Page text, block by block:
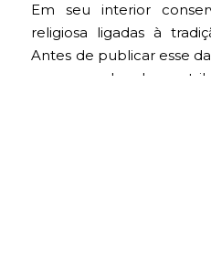
Em seu interior
religiosa ligadas à
Antes de publicar esse
presença de obras